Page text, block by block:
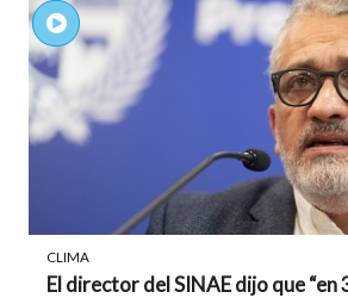
CLIMA
El director del SINAE dijo que “en